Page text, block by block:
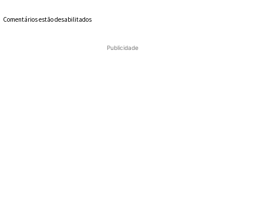
Comentários estão desabilitados
Publicidade